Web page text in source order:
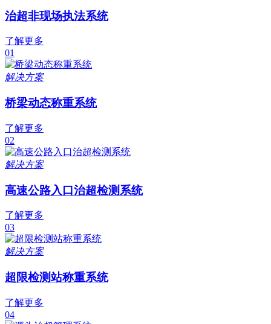
治超非现场执法系统
了解更多
01
解决方案
桥梁动态称重系统
了解更多
02
解决方案
高速公路入口治超检测系统
了解更多
03
解决方案
超限检测站称重系统
了解更多
04